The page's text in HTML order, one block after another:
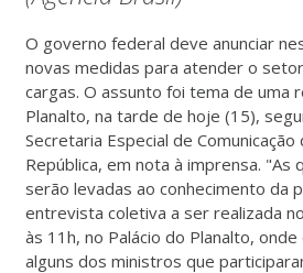
O governo federal deve anunciar
novas medidas para atender o
cargas. O assunto foi tema de uma
Planalto, na tarde de hoje (15),
Secretaria Especial de Comunicação
República, em nota à imprensa.
serão levadas ao conhecimento da
entrevista coletiva a ser realizada
às 11h, no Palácio do Planalto,
alguns dos ministros que